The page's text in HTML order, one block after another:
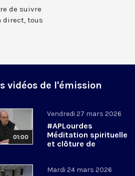
de suivre
direct, tous
vidéos de l'émission
01:00
Vendredi 27 mars 2026
#APLourdes
Méditation spirituelle
et clôture de
l’Assemblée des
mars 2026
Mardi 24 mars 2026